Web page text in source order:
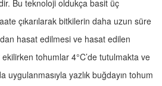
Bu teknoloji oldukça basit üç
çıkarılarak bitkilerin daha uzun süre
hasat edilmesi ve hasat edilen
tohumlar 4°C’de tutulmakta ve
uygulanmasıyla yazlık buğdayın tohum